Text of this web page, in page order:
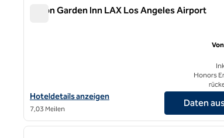
Hilton Garden Inn LAX Los Angeles Airport
Hoteldetails für Hilton Garden Inn LAX Los Angeles
Hoteldetails anzeigen
7,03 Meilen
Honors
Daten
1 von 11